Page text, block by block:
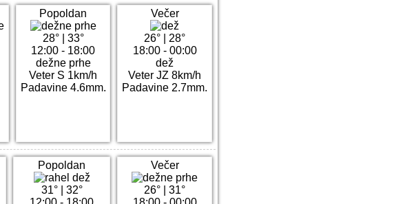
Popoldan
28°| 33°
12:00 - 18:00
dežne prhe
Veter S 1km/h
Padavine 4.6mm.
Večer
26°
28°
18:00 - 00:00
dež
Veter JZ 8km/h
Padavine 2.7mm.
Popoldan
31°| 32°
Večer
26° |31°